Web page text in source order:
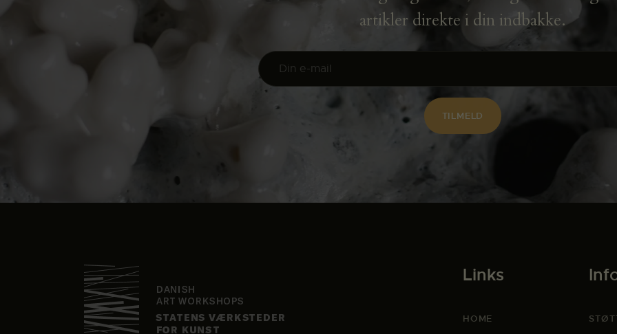
artikler direkte i din indbakke.
Links
HOME